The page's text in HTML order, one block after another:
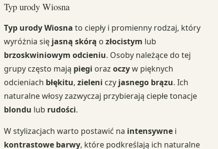
Typ urody Wiosna
Typ urody Wiosna to ciepły i promienny rodzaj, który
wyróżnia się jasną skórą o złocistym lub
brzoskwiniowym odcieniu. Osoby należące do tej
grupy często mają piegi oraz oczyw pięknych
odcieniach błękitu, zieleni czy jasnego brązu. Ich
naturalne włosy zazwyczaj przybierają ciepłe tonacje
blondu lub rudości.
W stylizacjach warto postawić na intensywne i
kontrastowe barwy, które podkreślają ich naturalne